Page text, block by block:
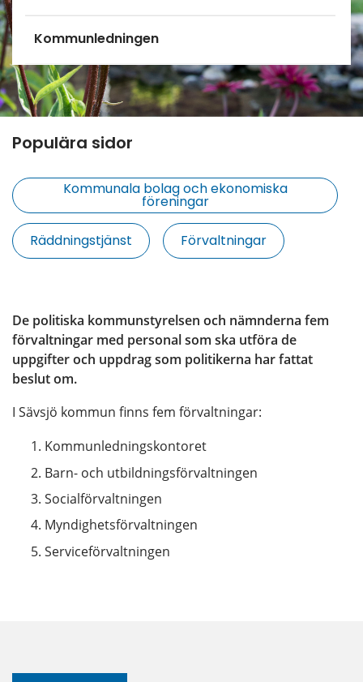
Kommunledningen
Populära sidor
Kommunala bolag och ekonomiska
föreningar
Räddningstjänst Förvaltningar
De politiska kommunstyrelsen och nämnderna fem
förvaltningar med personal som ska utföra de
uppgifter och uppdrag som politikerna har fattat
beslut om.
I Sävsjö kommun finns fem förvaltningar:
Kommunledningskontoret
Barn- och utbildningsförvaltningen
Socialförvaltningen
Myndighetsförvaltningen
Serviceförvaltningen